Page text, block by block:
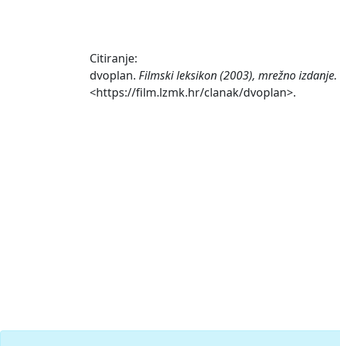
Citiranje:
dvoplan. Filmski leksikon (2003), mrežno izdanje.
<https://film.lzmk.hr/clanak/dvoplan>.